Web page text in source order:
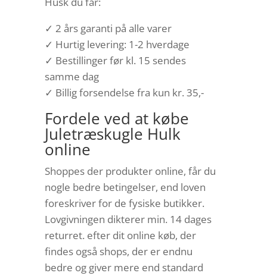
✓ 2 års garanti på alle varer
✓ Hurtig levering: 1-2 hverdage
✓ Bestillinger før kl. 15 sendes
samme dag
✓ Billig forsendelse fra kun kr. 35,-
Fordele ved at købe
Juletræskugle Hulk
online
Shoppes der produkter online, får du
nogle bedre betingelser, end loven
foreskriver for de fysiske butikker.
Lovgivningen dikterer min. 14 dages
returret. efter dit online køb, der
findes også shops, der er endnu
bedre og giver mere end standard